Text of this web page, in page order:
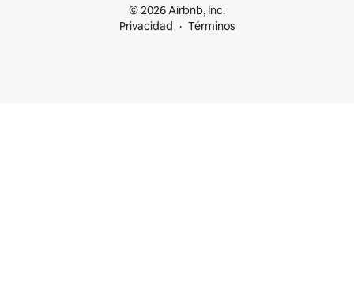
© 2026 Airbnb, Inc.
Privacidad
Términos